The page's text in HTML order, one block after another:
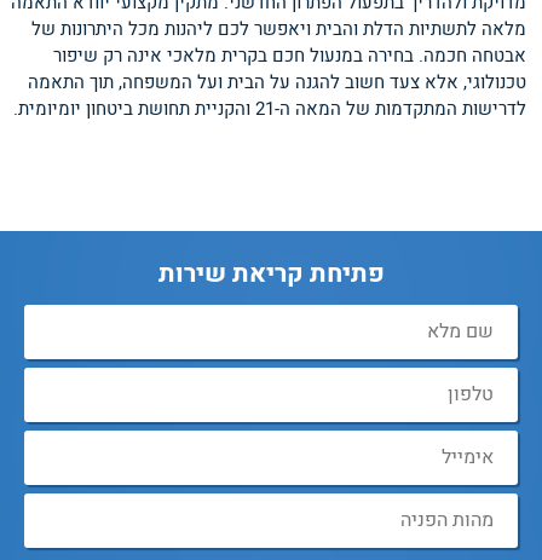
מלאה לתשתיות הדלת והבית ויאפשר לכם ליהנות מכל היתרונות של
אבטחה חכמה. בחירה במנעול חכם בקרית מלאכי אינה רק שיפור
טכנולוגי, אלא צעד חשוב להגנה על הבית ועל המשפחה, תוך התאמה
לדרישות המתקדמות של המאה ה-21 והקניית תחושת ביטחון יומיומית.
פתיחת קריאת שירות